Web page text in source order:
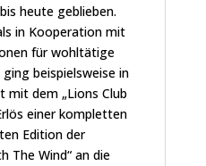
heute geblieben.
in Kooperation mit
für wohltätige
beispielsweise in
mit dem „Lions Club
einer kompletten
Edition der
The Wind“ an die